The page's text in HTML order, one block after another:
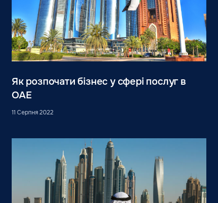
Як розпочати бізнес у сфері послуг в
ОАЕ
11 Серпня 2022